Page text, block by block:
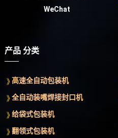
WeChat
产品 分类
高速全自动包装机
全自动装嘴焊接封口机
给袋式包装机
翻领式包装机